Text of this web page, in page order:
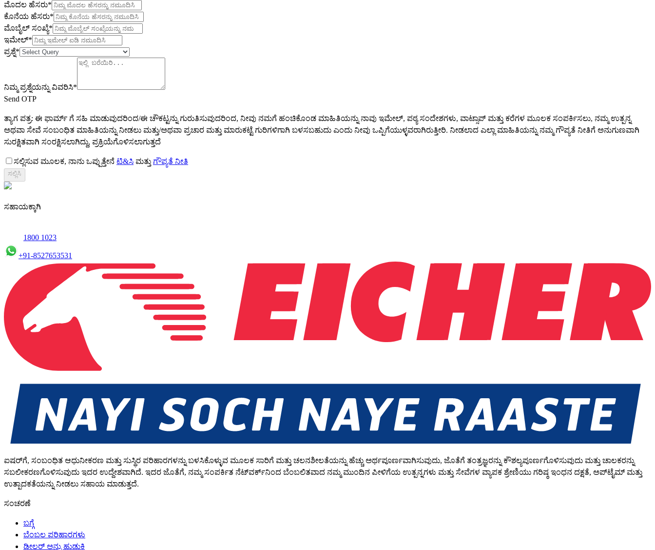
ಮೊದಲ ಹೆಸರು*
ಕೊನೆಯ ಹೆಸರು*
ಮೊಬೈಲ್ ಸಂಖ್ಯೆ*
ಇಮೇಲ್*
ಪ್ರಶ್ನೆ*
ನಿಮ್ಮ ಪ್ರಶ್ನೆಯನ್ನು ವಿವರಿಸಿ*
Send OTP
ತ್ಯಾಗ ಪತ್ರ: ಈ ಫಾರ್ಮ್ ಗೆ ಸಹಿ ಮಾಡುವುದರಿಂದ/ಈ ಚೌಕಟ್ಟನ್ನು ಗುರುತಿಸುವುದರಿಂದ, ನೀವು ನಮಗೆ ಹಂಚಿಕೊಂಡ ಮಾಹಿತಿಯನ್ನು ನಾವು ಇಮೇಲ್, ಪಠ್ಯ ಸಂದೇಶಗಳು, ವಾಟ್ಸಾಪ್ ಮತ್ತು ಕರೆಗಳ ಮೂಲಕ ಸಂಪರ್ಕಿಸಲು, ನಮ್ಮ ಉತ್ಪನ್ನ
ಅಥವಾ ಸೇವೆ ಸಂಬಂಧಿತ ಮಾಹಿತಿಯನ್ನು ನೀಡಲು ಮತ್ತು/ಅಥವಾ ಪ್ರಚಾರ ಮತ್ತು ಮಾರುಕಟ್ಟೆ ಗುರಿಗಳಿಗಾಗಿ ಬಳಸಬಹುದು ಎಂದು ನೀವು ಒಪ್ಪಿಗೆಯುಳ್ಳವರಾಗಿರುತ್ತೀರಿ. ನೀಡಲಾದ ಎಲ್ಲಾ ಮಾಹಿತಿಯನ್ನು ನಮ್ಮ ಗೌಪ್ಯತೆ ನೀತಿಗೆ ಅನುಗುಣವಾಗಿ
ಸುರಕ್ಷಿತವಾಗಿ ಸಂರಕ್ಷಿಸಲಾಗಿದ್ದು, ಪ್ರಕ್ರಿಯೆಗೊಳಿಸಲಾಗುತ್ತದೆ
ಸಲ್ಲಿಸುವ ಮೂಲಕ, ನಾನು ಒಪ್ಪುತ್ತೇನೆ ಟಿ&ಸಿ ಮತ್ತು ಗೌಪ್ಯತೆ ನೀತಿ
ಸಲ್ಲಿಸಿ
ಸಹಾಯಕ್ಕಾಗಿ
1800 1023
+91-8527653531
ಐಷರ್‌ಗೆ, ಸಂಬಂಧಿತ ಆಧುನೀಕರಣ ಮತ್ತು ಸುಸ್ಥಿರ ಪರಿಹಾರಗಳನ್ನು ಬಳಸಿಕೊಳ್ಳುವ ಮೂಲಕ ಸಾರಿಗೆ ಮತ್ತು ಚಲನಶೀಲತೆಯನ್ನು ಹೆಚ್ಚು ಅರ್ಥಪೂರ್ಣವಾಗಿಸುವುದು, ಜೊತೆಗೆ ತಂತ್ರಜ್ಞರನ್ನು ಕೌಶಲ್ಯಪೂರ್ಣಗೊಳಿಸುವುದು ಮತ್ತು ಚಾಲಕರನ್ನು
ಸಬಲೀಕರಣಗೊಳಿಸುವುದು ಇದರ ಉದ್ದೇಶವಾಗಿದೆ. ಇದರ ಜೊತೆಗೆ, ನಮ್ಮ ಸಂಪರ್ಕಿತ ನೆಟ್‌ವರ್ಕ್‌ನಿಂದ ಬೆಂಬಲಿತವಾದ ನಮ್ಮ ಮುಂದಿನ ಪೀಳಿಗೆಯ ಉತ್ಪನ್ನಗಳು ಮತ್ತು ಸೇವೆಗಳ ವ್ಯಾಪಕ ಶ್ರೇಣಿಯು ಗರಿಷ್ಠ ಇಂಧನ ದಕ್ಷತೆ, ಅಪ್‌ಟೈಮ್ ಮತ್ತು
ಉತ್ಪಾದಕತೆಯನ್ನು ನೀಡಲು ಸಹಾಯ ಮಾಡುತ್ತದೆ.
ಸಂಚರಣೆ
ಬಗ್ಗೆ
ಬೆಂಬಲ ಪರಿಹಾರಗಳು
ಡೀಲರ್ ಅನ್ನು ಹುಡುಕಿ